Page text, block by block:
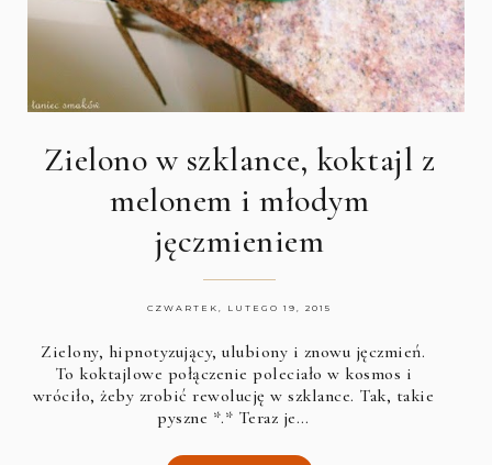
Zielono w szklance, koktajl z
melonem i młodym
jęczmieniem
CZWARTEK, LUTEGO 19, 2015
Zielony, hipnotyzujący, ulubiony i znowu jęczmień.
To koktajlowe połączenie poleciało w kosmos i
wróciło, żeby zrobić rewolucję w szklance. Tak, takie
pyszne *.* Teraz je…